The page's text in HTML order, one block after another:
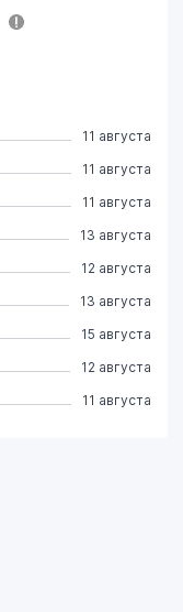
11 августа
11 августа
11 августа
13 августа
12 августа
13 августа
15 августа
12 августа
11 августа